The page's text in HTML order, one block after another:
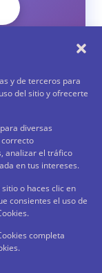
y de terceros para
del sitio y ofrecerte
diversas
analizar el tráfico
en tus intereses.
o haces clic en
consientes el uso de
completa